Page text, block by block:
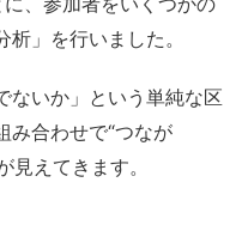
」を行いました。
ないか」という単純な区
み合わせで“つなが
見えてきます。